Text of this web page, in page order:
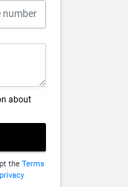
about
the Terms